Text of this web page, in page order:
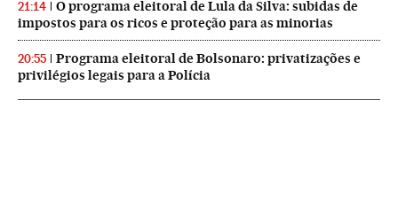
21:14
O programa eleitoral de Lula da Silva: subidas de
impostos para os ricos e proteção para as minorias
20:55
Programa eleitoral de Bolsonaro: privatizações e
privilégios legais para a Polícia